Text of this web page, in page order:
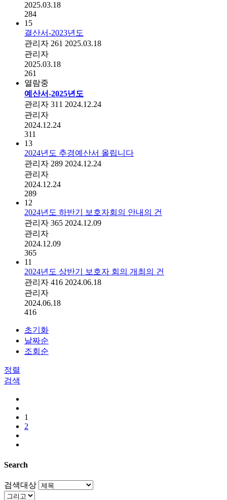
2025.03.18
284
15
결산서-2023년도
관리자 261 2025.03.18
관리자
2025.03.18
261
열람중
예산서-2025년도
관리자 311 2024.12.24
관리자
2024.12.24
311
13
2024년도 추경예산서 올립니다
관리자 289 2024.12.24
관리자
2024.12.24
289
12
2024년도 하반기 보호자회의 안내의 건
관리자 365 2024.12.09
관리자
2024.12.09
365
11
2024년도 상반기 보호자 회의 개최의 건
관리자 416 2024.06.18
관리자
2024.06.18
416
초기화
날짜순
조회순
정렬
검색
1
2
Search
검색대상